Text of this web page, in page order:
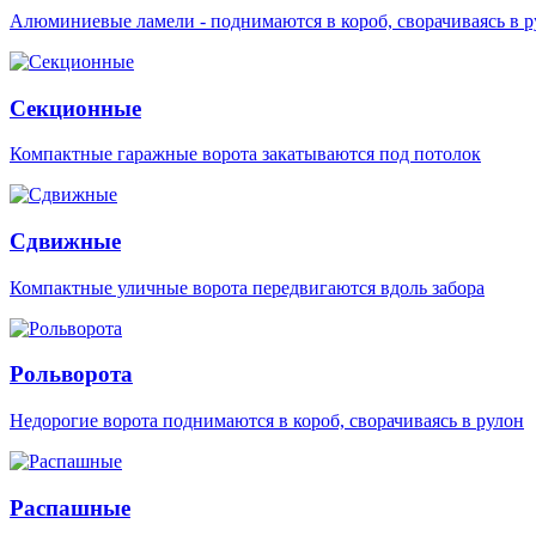
Алюминиевые ламели - поднимаются в короб, сворачиваясь в
Секционные
Компактные гаражные ворота закатываются под потолок
Сдвижные
Компактные уличные ворота передвигаются вдоль забора
Рольворота
Недорогие ворота поднимаются в короб, сворачиваясь в рулон
Распашные